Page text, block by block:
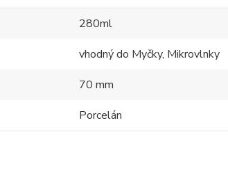
280ml
vhodný do Myčky, Mikrovlnky
70 mm
Porcelán